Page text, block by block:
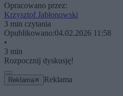
Opracowano przez:
Krzysztof Jabłonowski
3 min czytania
Opublikowano:04.02.2026 11:58
•
3 min
Rozpocznij dyskusję!
Reklama ✕ Reklama